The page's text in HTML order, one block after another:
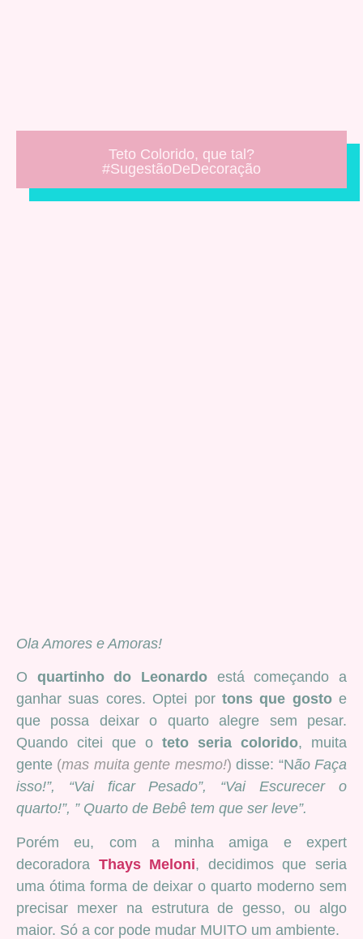
Teto Colorido, que tal?
#SugestãoDeDecoração
Ola Amores e Amoras!
O quartinho do Leonardo está começando a
ganhar suas cores. Optei por tons que gostoe
que possa deixar o quarto alegre sem pesar.
Quando citei que o teto seria colorido, muita
gente (mas muita gente mesmo!) disse: “Não Faça
isso!”, “Vai ficar Pesado”, “Vai Escurecer o
quarto!”, ” Quarto de Bebê tem que ser leve”.
Porém eu, com a minha amiga e expert
decoradora Thays Meloni, decidimos que seria
uma ótima forma de deixar o quarto moderno sem
precisar mexer na estrutura de gesso, ou algo
maior. Só a cor pode mudar MUITO um ambiente.